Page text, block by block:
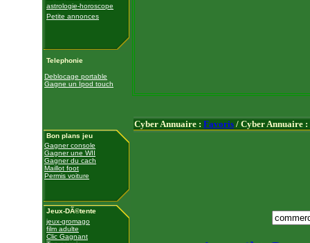
astrologie-horoscope
Petite annonces
Telephonie
Deblocage portable
Gagne un Ipod touch
Bon plans jeu
Gagner console
Gagner une WII
Gagner du cach
Maillot foot
Permis voiture
Jeux-DÃ©tente
jeux-gromago
film adulte
Clic Gagnant
Cyber Annuaire : Favoris / Cyber Annuaire :